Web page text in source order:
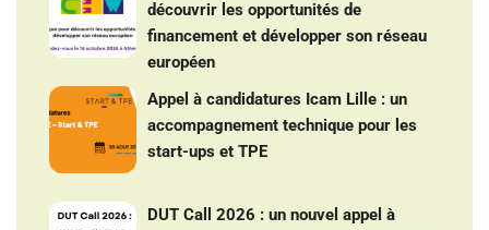
découvrir les opportunités de
financement et développer son réseau
européen
Appel à candidatures Icam Lille : un
accompagnement technique pour les
start-ups et TPE
DUT Call 2026 : un nouvel appel à